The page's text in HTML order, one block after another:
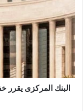
2025
يقرر
خفض
أسعار
الفائدة
على
الإيداع
والإقراض
بنسبة
البنك المركزى يقرر